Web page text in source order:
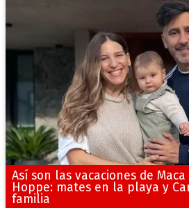
Así son las vacaciones de
Hoppe: mates en la playa y
familia